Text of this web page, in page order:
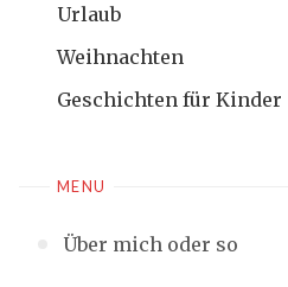
Urlaub
Weihnachten
Geschichten für Kinder
MENU
Über mich oder so